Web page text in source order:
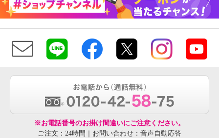
※お電話番号のお掛け間違いにご注意ください。
ご注文：24時間｜お問い合わせ：音声自動応答